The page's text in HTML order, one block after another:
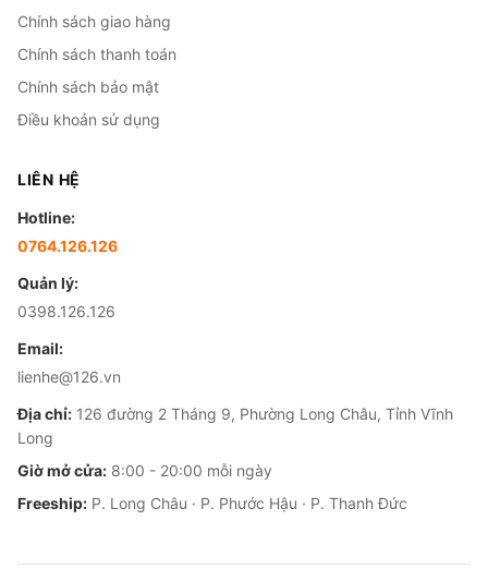
Chính sách giao hàng
Chính sách thanh toán
Chính sách bảo mật
Điều khoản sử dụng
LIÊN HỆ
Hotline:
0764.126.126
Quản lý:
0398.126.126
Email:
lienhe@126.vn
Địa chỉ: 126 đường 2 Tháng 9, Phường Long Châu, Tỉnh Vĩnh
Long
Giờ mở cửa: 8:00 - 20:00 mỗi ngày
Freeship: P. Long Châu · P. Phước Hậu · P. Thanh Đức